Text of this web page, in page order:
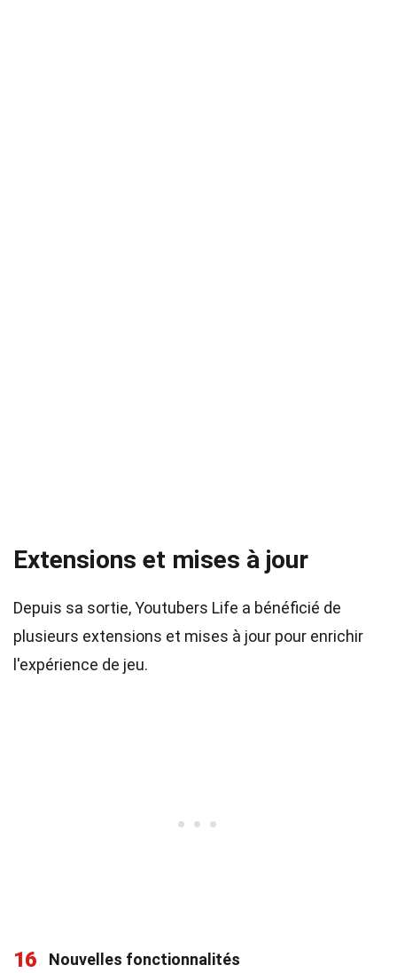
Extensions et mises à jour
Depuis sa sortie, Youtubers Life a bénéficié de
plusieurs extensions et mises à jour pour enrichir
l'expérience de jeu.
16
Nouvelles fonctionnalités